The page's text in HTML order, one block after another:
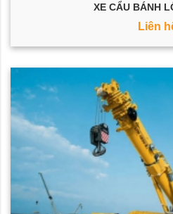
XE CẨU BÁNH
Liên